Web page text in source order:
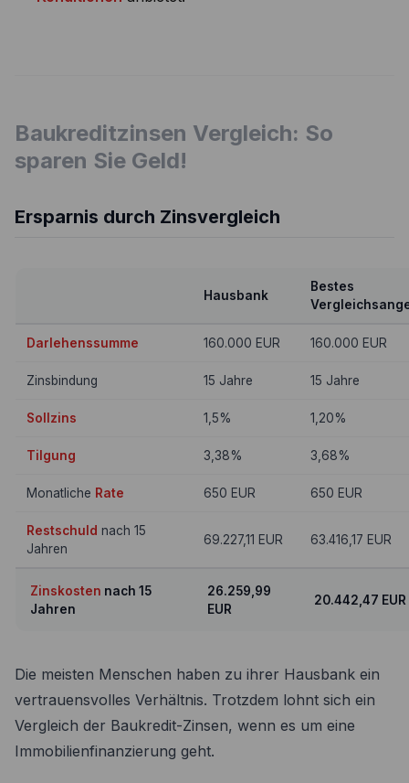
Baukreditzinsen Vergleich: So
sparen Sie Geld!
Ersparnis durch Zinsvergleich
Hausbank
Bestes
Darlehenssumme 160.000 EUR 160.000 EUR
Zinsbindung 15 Jahre 15 Jahre
Sollzins 1,5% 1,20%
Tilgung 3,38% 3,68%
Monatliche Rate 650 EUR 650 EUR
Restschuld nach 15
Jahren
69.227,11 EUR 63.416,17 EUR
Zinskosten nach 15
Jahren
26.259,99
EUR
20.442,47 EUR
Die meisten Menschen haben zu ihrer Hausbank ein
vertrauensvolles Verhältnis. Trotzdem lohnt sich ein
Vergleich der Baukredit-Zinsen, wenn es um eine
Immobilienfinanzierung geht.